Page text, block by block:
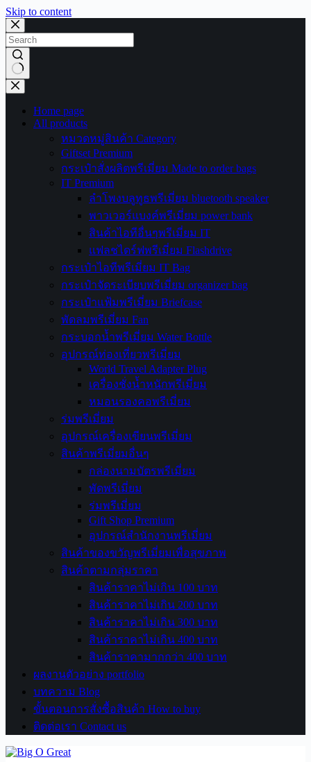
Skip to content
No
results
Home page
All products
หมวดหมู่สินค้า Category
Giftset Premium
กระเป๋าสั่งผลิตพรีเมี่ยม Made to order bags
IT Premium
ลำโพงบลูทูธพรีเมี่ยม bluetooth speaker
พาวเวอร์แบงค์พรีเมี่ยม power bank
สินค้าไอทีอื่นๆพรีเมี่ยม IT
แฟลชไดร์ฟพรีเมี่ยม Flashdrive
กระเป๋าไอทีพรีเมี่ยม IT Bag
กระเป๋าจัดระเบียบพรีเมี่ยม organizer bag
กระเป๋าแฟ้มพรีเมี่ยม Briefcase
พัดลมพรีเมี่ยม Fan
กระบอกน้ำพรีเมี่ยม Water Bottle
อุปกรณ์ท่องเที่ยวพรีเมี่ยม
World Travel Adapter Plug
เครื่องชั่งน้ำหนักพรีเมี่ยม
หมอนรองคอพรีเมี่ยม
ร่มพรีเมี่ยม
อุปกรณ์เครื่องเขียนพรีเมี่ยม
สินค้าพรีเมี่ยมอื่นๆ
กล่องนามบัตรพรีเมี่ยม
พัดพรีเมี่ยม
ร่มพรีเมี่ยม
Gift Shop Premium
อุปกรณ์สำนักงานพรีเมี่ยม
สินค้าของขวัญพรีเมี่ยมเพื่อสุขภาพ
สินค้าตามกลุ่มราคา
สินค้าราคาไม่เกิน 100 บาท
สินค้าราคาไม่เกิน 200 บาท
สินค้าราคาไม่เกิน 300 บาท
สินค้าราคาไม่เกิน 400 บาท
สินค้าราคามากกว่า 400 บาท
ผลงานตัวอย่าง portfolio
บทความ Blog
ขั้นตอนการสั่งซื้อสินค้า How to buy
ติดต่อเรา Contact us